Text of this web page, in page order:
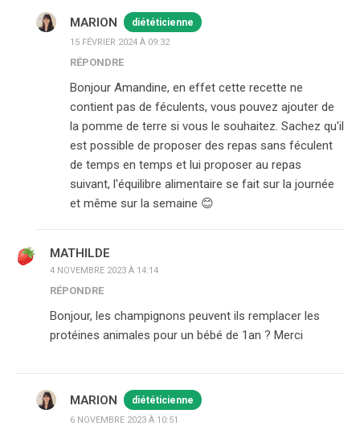
MARION diététicienne
15 FÉVRIER 2024 À 09:32
RÉPONDRE
Bonjour Amandine, en effet cette recette ne
contient pas de féculents, vous pouvez ajouter de
la pomme de terre si vous le souhaitez. Sachez qu'il
est possible de proposer des repas sans féculent
de temps en temps et lui proposer au repas
suivant, l'équilibre alimentaire se fait sur la journée
et même sur la semaine 😊
MATHILDE
4 NOVEMBRE 2023 À 14:14
RÉPONDRE
Bonjour, les champignons peuvent ils remplacer les
protéines animales pour un bébé de 1an ? Merci
MARION diététicienne
6 NOVEMBRE 2023 À 10:51